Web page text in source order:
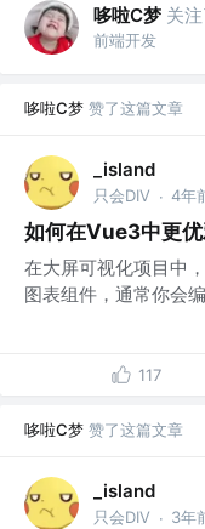
哆啦C梦 关
前端开发
哆啦C梦 赞了这篇文章
_island
只会DIV · 4年
如何在Vue3中更
在大屏可视化项目中
图表组件，通常你会
117
哆啦C梦 赞了这篇文章
_island
只会DIV · 3年